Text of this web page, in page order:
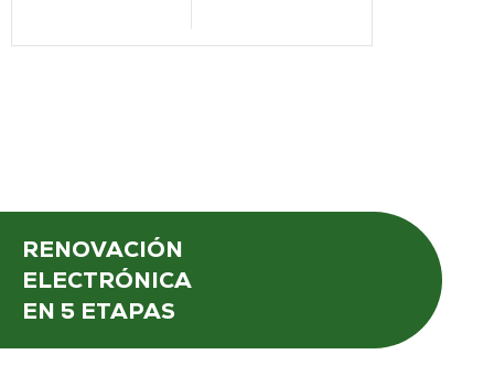
RENOVACIÓN
ELECTRÓNICA
EN 5 ETAPAS